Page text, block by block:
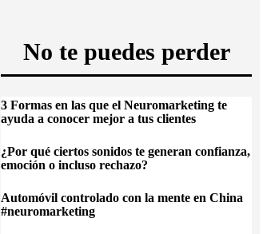
No te puedes perder
3 Formas en las que el Neuromarketing te
ayuda a conocer mejor a tus clientes
¿Por qué ciertos sonidos te generan confianza,
emoción o incluso rechazo?
Automóvil controlado con la mente en China
#neuromarketing